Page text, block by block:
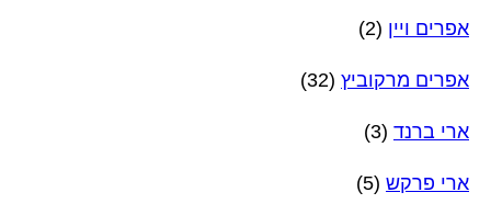
אפרים ויין (2)
אפרים מרקוביץ (32)
ארי ברנד (3)
ארי פרקש (5)